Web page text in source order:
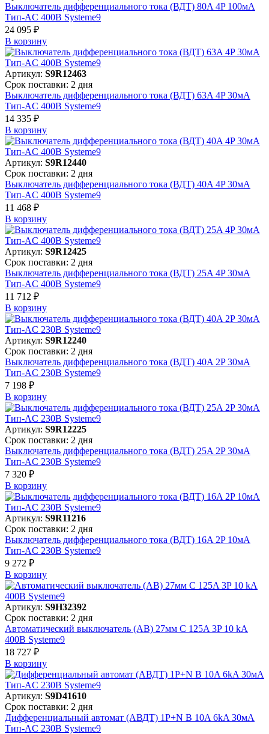
Выключатель дифференциального тока (ВДТ) 80A 4P 100мА
Тип-AC 400В Systeme9
24 095 ₽
В корзинy
Артикул: S9R12463
Срок поставки: 2 дня
Выключатель дифференциального тока (ВДТ) 63A 4P 30мА
Тип-AC 400В Systeme9
14 335 ₽
В корзинy
Артикул: S9R12440
Срок поставки: 2 дня
Выключатель дифференциального тока (ВДТ) 40A 4P 30мА
Тип-AC 400В Systeme9
11 468 ₽
В корзинy
Артикул: S9R12425
Срок поставки: 2 дня
Выключатель дифференциального тока (ВДТ) 25A 4P 30мА
Тип-AC 400В Systeme9
11 712 ₽
В корзинy
Артикул: S9R12240
Срок поставки: 2 дня
Выключатель дифференциального тока (ВДТ) 40A 2P 30мА
Тип-AC 230В Systeme9
7 198 ₽
В корзинy
Артикул: S9R12225
Срок поставки: 2 дня
Выключатель дифференциального тока (ВДТ) 25A 2P 30мА
Тип-AC 230В Systeme9
7 320 ₽
В корзинy
Артикул: S9R11216
Срок поставки: 2 дня
Выключатель дифференциального тока (ВДТ) 16A 2P 10мА
Тип-AC 230В Systeme9
9 272 ₽
В корзинy
Артикул: S9H32392
Срок поставки: 2 дня
Автоматический выключатель (АВ) 27мм C 125A 3P 10 kA
400В Systeme9
18 727 ₽
В корзинy
Артикул: S9D41610
Срок поставки: 2 дня
Дифференциальный автомат (АВДТ) 1P+N B 10A 6kA 30мА
Тип-AC 230В Systeme9